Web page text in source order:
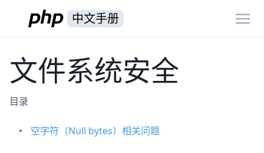
中文手册
文件系统安全
目录
空字符（Null bytes）相关问题